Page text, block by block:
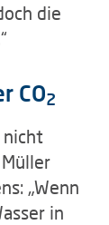
die
CO2
nicht
„Wenn
in